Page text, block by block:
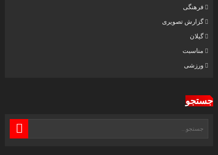
فرهنگی
گزارش تصویری
گیلان
مناسبت
ورزشی
جستجو